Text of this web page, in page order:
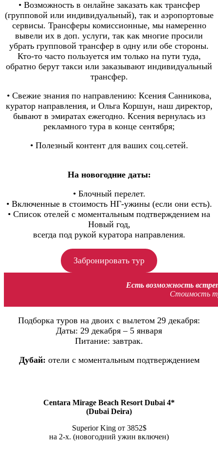
• Возможность в онлайне заказать как трансфер
(групповой или индивидуальный), так и аэропортовые
сервисы. Трансферы комиссионные, мы намеренно
вывели их в доп. услуги, так как многие просили
убрать групповой трансфер в одну или обе стороны.
Кто-то часто пользуется им только на пути туда,
обратно берут такси или заказывают индивидуальный
трансфер.
• Свежие знания по направлению: Ксения Санникова,
куратор направления, и Ольга Коршун, наш директор,
бывают в эмиратах ежегодно. Ксения вернулась из
рекламного тура в конце сентября;
• Полезный контент для ваших соц.сетей.
На новогодние даты:
• Блочный перелет.
• Включенные в стоимость НГ-ужины (если они есть).
• Список отелей с моментальным подтверждением на
Новый год,
всегда под рукой куратора направления.
Забронировать тур
Есть возможность
Стоимость
Подборка туров на двоих с вылетом 29 декабря:
Даты: 29 декабря – 5 января
Питание: завтрак.
Дубай: отели с моментальным подтверждением
Centara Mirage Beach Resort Dubai 4*
(Dubai Deira)
Superior King от 3852$
на 2-х. (новогодний ужин включен)